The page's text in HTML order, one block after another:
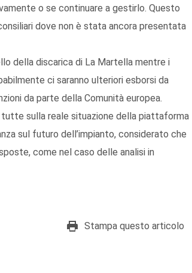
o se continuare a gestirlo. Questo
dove non è stata ancora presentata
della discarica di La Martella mentre i
ci saranno ulteriori esborsi da
da parte della Comunità europea.
sulla reale situazione della piattaforma
sul futuro dell’impianto, considerato che
come nel caso delle analisi in
Stampa questo articolo